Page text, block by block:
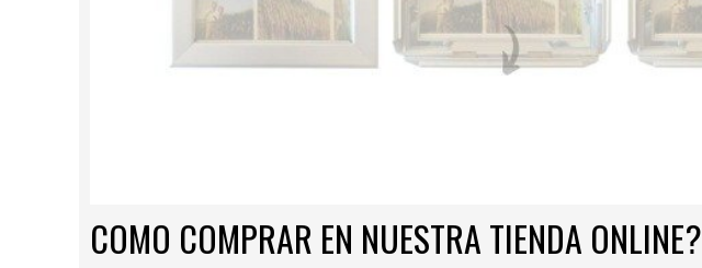
COMO COMPRAR EN NUESTRA TIENDA ONLINE?